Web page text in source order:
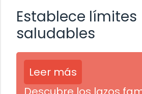
Establece límites
saludables
Leer más